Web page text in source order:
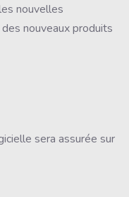
nouvelles
nouveaux produits
sera assurée sur